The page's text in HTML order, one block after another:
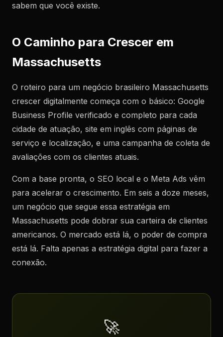
sabem que você existe.
O Caminho para Crescer em
Massachusetts
O roteiro para um negócio brasileiro Massachusetts
crescer digitalmente começa com o básico: Google
Business Profile verificado e completo para cada
cidade de atuação, site em inglês com páginas de
serviço e localização, e uma campanha de coleta de
avaliações com os clientes atuais.
Com a base pronta, o SEO local e o Meta Ads vêm
para acelerar o crescimento. Em seis a doze meses,
um negócio que segue essa estratégia em
Massachusetts pode dobrar sua carteira de clientes
americanos. O mercado está lá, o poder de compra
está lá. Falta apenas a estratégia digital para fazer a
conexão.
🚀